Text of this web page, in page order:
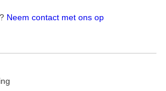
Neem contact met ons op